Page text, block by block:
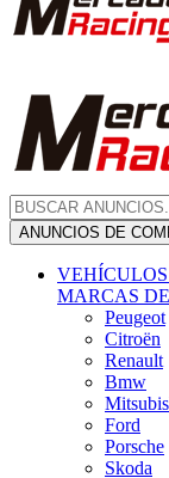
ANUNCIOS DE
VEHÍCULOS
MARCAS
Peugeot
Citroën
Renault
Bmw
Ford
Porsche
Skoda
OTRAS